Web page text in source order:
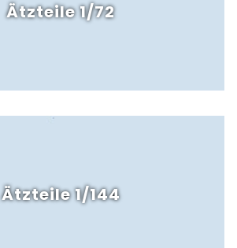
Ätzteile 1/72
Ätzteile 1/144